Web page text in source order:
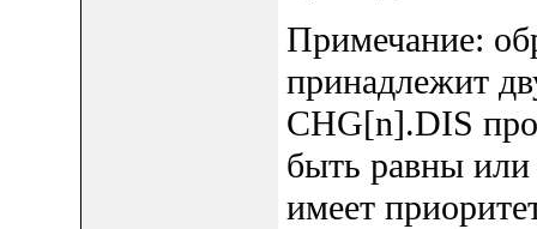
Примечание:
принадлежит
CHG[n].DIS
быть равны или
имеет